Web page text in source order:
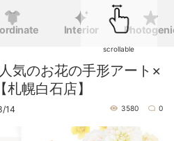
Interior
気のお花の手形アート×
幌白石店】
14 3580 0